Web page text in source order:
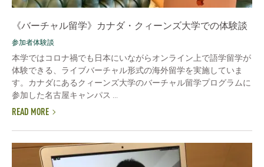
《バーチャル留学》カナダ・クィーンズ大学での体験談
参加者体験談
本学ではコロナ禍でも日本にいながらオンライン上で語学留学が
体験できる、ライブバーチャル形式の海外留学を実施していま
す。カナダにあるクィーンズ大学のバーチャル留学プログラムに
参加した名古屋キャンパス ...
READ MORE